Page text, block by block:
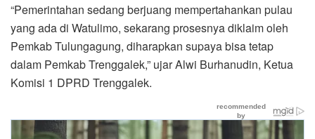
“Pemerintahan sedang berjuang mempertahankan pulau
yang ada di Watulimo, sekarang prosesnya diklaim oleh
Pemkab Tulungagung, diharapkan supaya bisa tetap
dalam Pemkab Trenggalek,” ujar Alwi Burhanudin, Ketua
Komisi 1 DPRD Trenggalek.